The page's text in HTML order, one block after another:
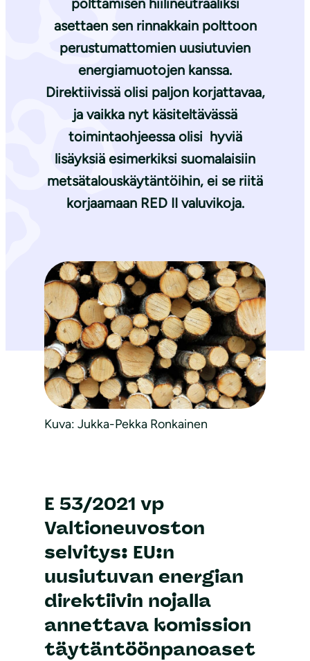
polttamisen hiilineutraaliksi
asettaen sen rinnakkain polttoon
perustumattomien uusiutuvien
energiamuotojen kanssa.
Direktiivissä olisi paljon korjattavaa,
ja vaikka nyt käsiteltävässä
toimintaohjeessa olisi hyviä
lisäyksiä esimerkiksi suomalaisiin
metsätalouskäytäntöihin, ei se riitä
korjaamaan RED II valuvikoja.
Kuva: Jukka-Pekka Ronkainen
E 53/2021 vp
Valtioneuvoston
selvitys: EU:n
uusiutuvan energian
direktiivin nojalla
annettava komission
täytäntöönpanoaset